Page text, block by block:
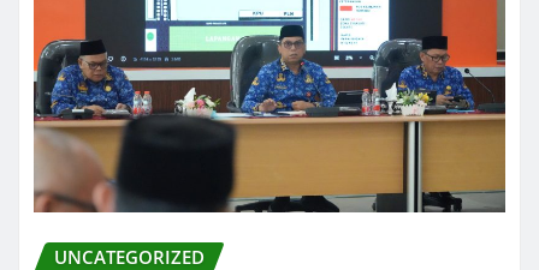
UNCATEGORIZED